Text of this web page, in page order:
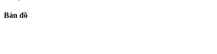
Bản đồ